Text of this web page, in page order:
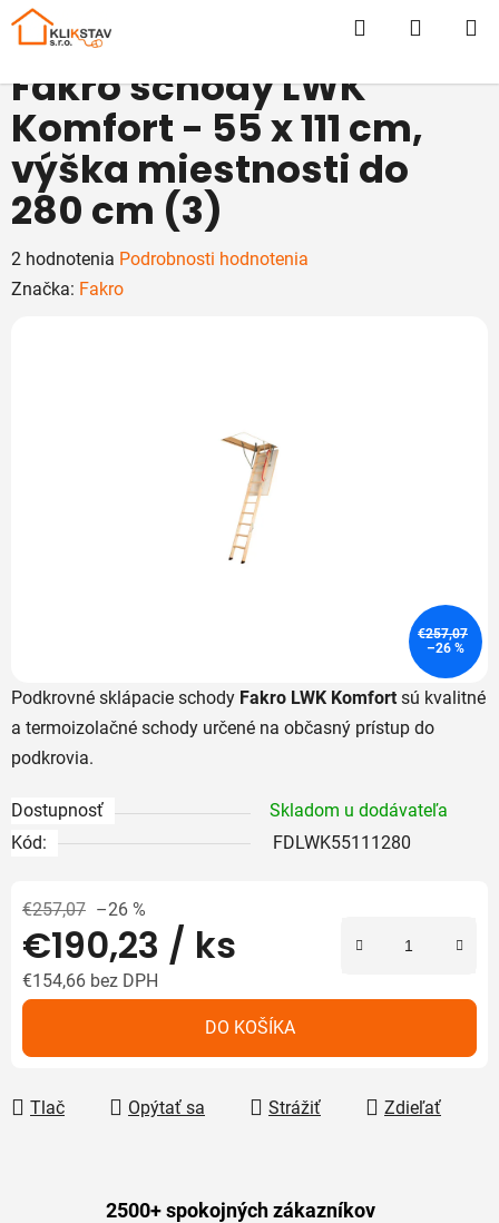
Prejsť
Hľadať
Podkrovné sklápacie schody Fakro LWK Komfort sú kvalitné
a termoizolačné schody určené na občasný prístup do
podkrovia.
Dostupnosť
Skladom u dodávateľa
Kód:
FDLWK55111280
€257,07 –26 %
€190,23 / ks
€154,66 bez DPH
DO KOŠÍKA
Tlač Opýtať sa Strážiť Zdieľať
Fakro schody LWK
Komfort - 55 x 111 cm,
výška miestnosti do
280 cm (3)
Priemerné
hodnotenie
2 hodnotenia Podrobnosti hodnotenia
Značka: Fakro
€257,07
–26 %
2500+ spokojných zákazníkov